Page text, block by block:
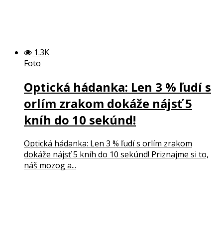
1.3K
Foto
Optická hádanka: Len 3 % ľudí s
orlím zrakom dokáže nájsť 5
kníh do 10 sekúnd!
Optická hádanka: Len 3 % ľudí s orlím zrakom
dokáže nájsť 5 kníh do 10 sekúnd! Priznajme si to,
náš mozog a...